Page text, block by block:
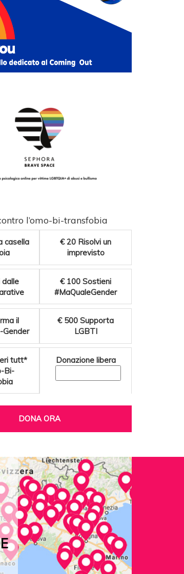
l’omo-bi-transfobia
casella
€ 20 Risolvi un
imprevisto
dalle
€ 100 Sostieni
#MaQualeGender
il
Gender
€ 500 Supporta
LGBTI
tutt*
Bi-
Donazione libera
DONA ORA